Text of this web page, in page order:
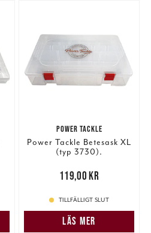
POWER TACKLE
Power Tackle Betesask XL
(typ 3730).
119,00 kr
119,00 kr
TILLFÄLLIGT SLUT
LÄS MER